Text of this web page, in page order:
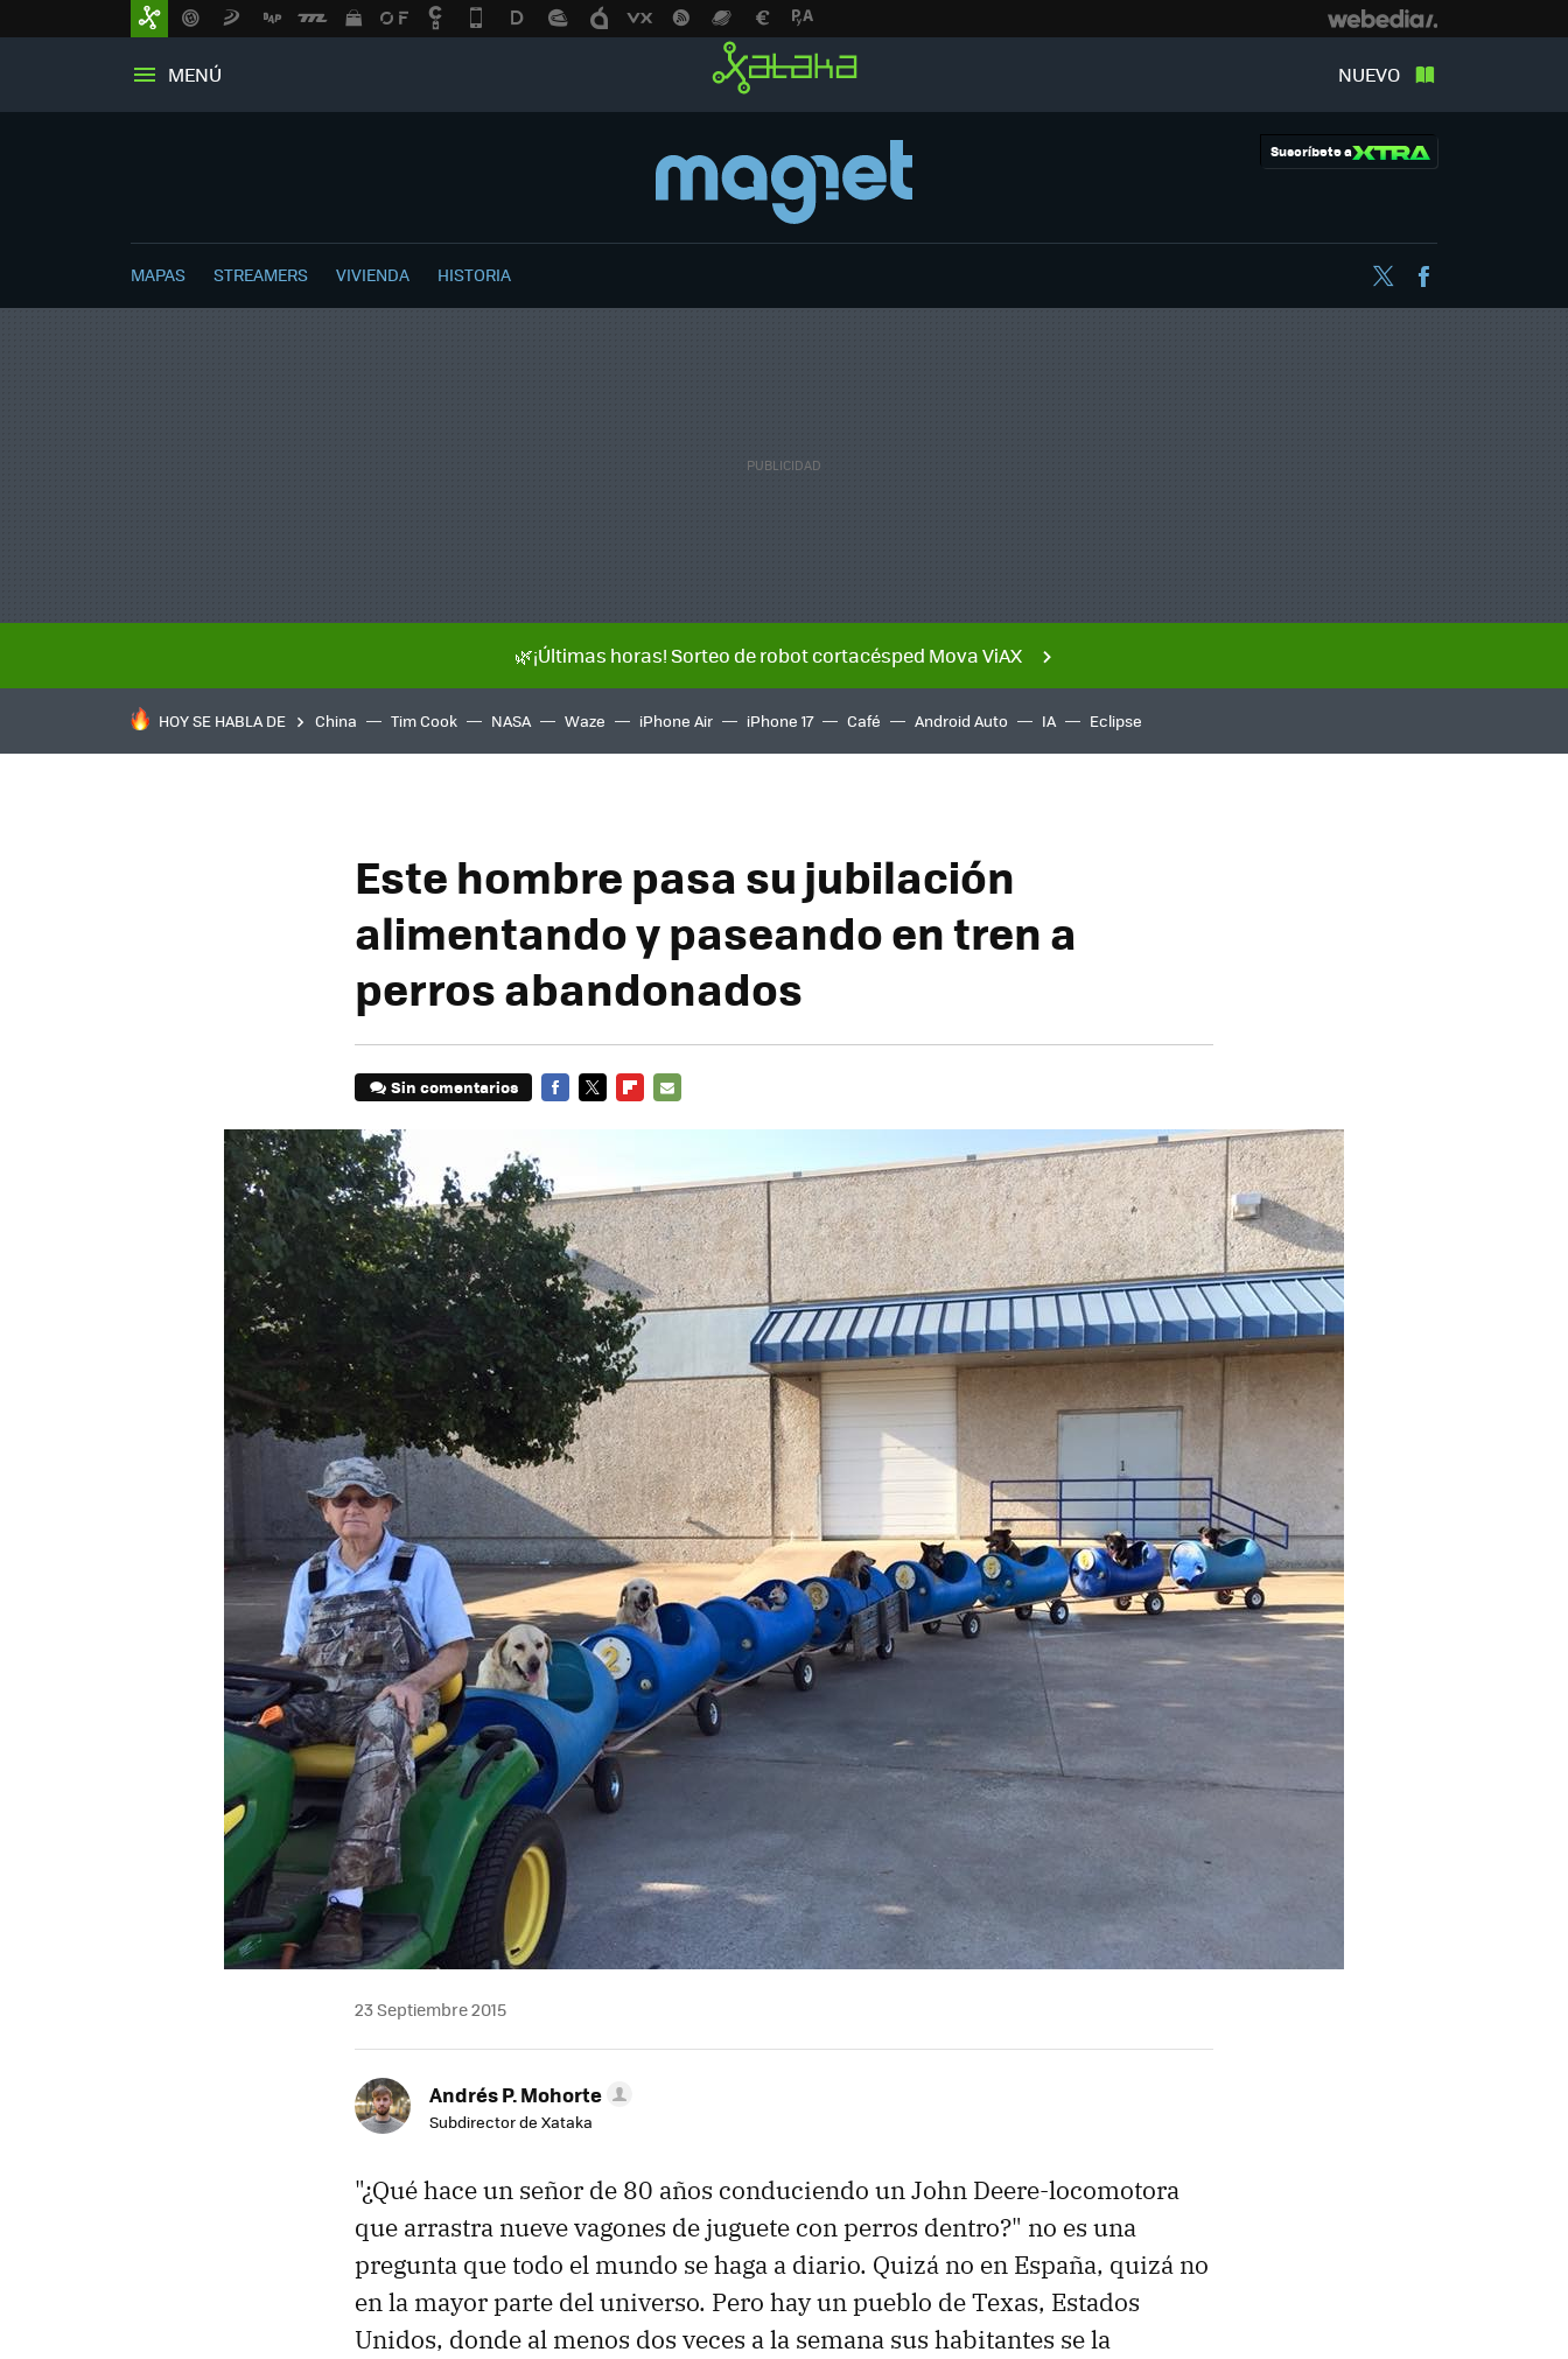
MENÚ NUEVO
Suscríbete a
MAPAS STREAMERS VIVIENDA HISTORIA Twitter
🌿¡Últimas horas! Sorteo de robot cortacésped Mova ViAX
HOY SE HABLA DE China Tim Cook NASA Waze iPhone Air iPhone 17 Café Android Auto IA Eclipse
Este hombre pasa su jubilación
alimentando y paseando en tren a
perros abandonados
Sin comentarios
23 Septiembre 2015
Andrés P. Mohorte
Subdirector de Xataka
"¿Qué hace un señor de 80 años conduciendo un John Deere-locomotora
que arrastra nueve vagones de juguete con perros dentro?" no es una
pregunta que todo el mundo se haga a diario. Quizá no en España, quizá no
en la mayor parte del universo. Pero hay un pueblo de Texas, Estados
Unidos, donde al menos dos veces a la semana sus habitantes se la